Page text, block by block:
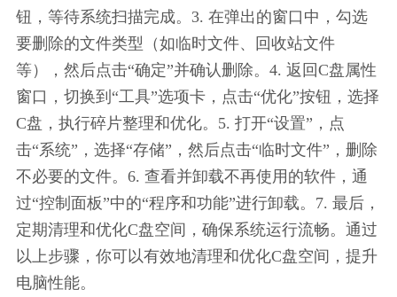
钮，等待系统扫描完成。3. 在弹出的窗口中，勾选
要删除的文件类型（如临时文件、回收站文件
等），然后点击“确定”并确认删除。4. 返回C盘属性
窗口，切换到“工具”选项卡，点击“优化”按钮，选择
C盘，执行碎片整理和优化。5. 打开“设置”，点
击“系统”，选择“存储”，然后点击“临时文件”，删除
不必要的文件。6. 查看并卸载不再使用的软件，通
过“控制面板”中的“程序和功能”进行卸载。7. 最后，
定期清理和优化C盘空间，确保系统运行流畅。通过
以上步骤，你可以有效地清理和优化C盘空间，提升
电脑性能。